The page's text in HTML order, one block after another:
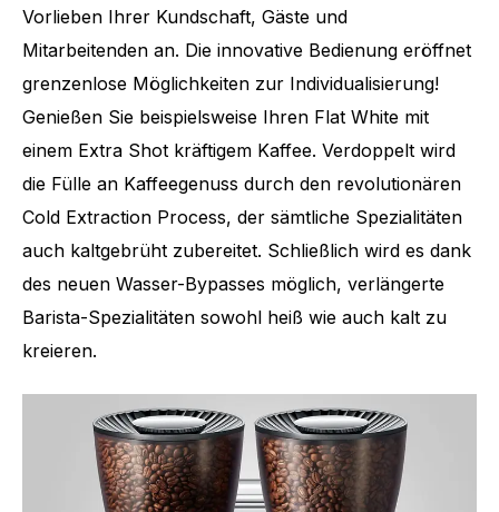
Vorlieben Ihrer Kundschaft, Gäste und
Mitarbeitenden an. Die innovative Bedienung eröffnet
grenzenlose Möglichkeiten zur Individualisierung!
Genießen Sie beispielsweise Ihren Flat White mit
einem Extra Shot kräftigem Kaffee. Verdoppelt wird
die Fülle an Kaffeegenuss durch den revolutionären
Cold Extraction Process, der sämtliche Spezialitäten
auch kaltgebrüht zubereitet. Schließlich wird es dank
des neuen Wasser-Bypasses möglich, verlängerte
Barista-Spezialitäten sowohl heiß wie auch kalt zu
kreieren.